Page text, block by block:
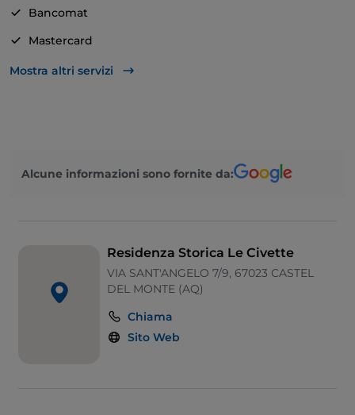
Per i più golosi proponiamo anche una ricca scelta di
dolci come: babà al rum, delizie al limone di sorrento,
alla nocciola, cassatine e coulant al cioccolato
Bancomat
Mastercard
Pagamento con Satispay
Wi-Fi
Mostra altri servizi
Alcune informazioni sono fornite da:
Residenza Storica Le Civette
VIA SANT'ANGELO 7/9, 67023 CASTEL
DEL MONTE (AQ)
Chiama
Sito Web